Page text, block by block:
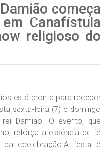
começa
Canafístula
religioso do
está pronta para receber
sexta-feira (7) e domingo
Damião. O evento, que
reforça a essência de fé
ccelebração.A festa é